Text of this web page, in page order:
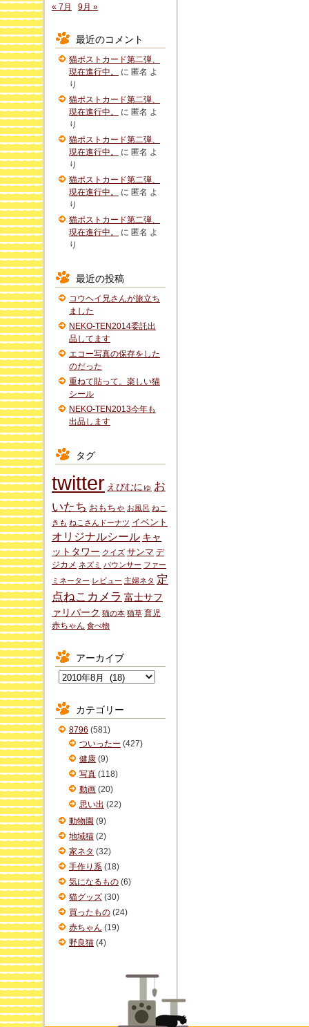
« 7月
9月 »
最近のコメント
猫ポストカード第二弾、
現在進行中。
に 匿名 よ
り
猫ポストカード第二弾、
現在進行中。
に 匿名 よ
り
猫ポストカード第二弾、
現在進行中。
に 匿名 よ
り
猫ポストカード第二弾、
現在進行中。
に 匿名 よ
り
猫ポストカード第二弾、
現在進行中。
に 匿名 よ
り
最近の投稿
コウヘイ兄さんが旅立ち
ました
NEKO-TEN2014委託出
品してます
エコー写真の保存をした
のだった
重ねて貼って。楽しい猫
シール
NEKO-TEN2013今年も
出品します
タグ
twitter えびむにゅ お
いたち おもちゃ お風呂 ねこ
きも ねこさんドーナツ イベント
オリジナルシール キャ
ットタワー クイズ サンマ デ
ジカメ ネズミ バウンサー ファー
ミネーター レビュー 主婦ネタ 定
点ねこカメラ 富士サフ
ァリパーク 猫の本 猫草 育児
赤ちゃん 食べ物
アーカイブ
イ
ブ
カテゴリー
8796 (581)
ついったー (427)
健康 (9)
写真 (118)
動画 (20)
思い出 (22)
動物園 (9)
地域猫 (2)
家ネタ (32)
手作り系 (18)
気になるもの (6)
猫グッズ (30)
買ったもの (24)
赤ちゃん (19)
野良猫 (4)